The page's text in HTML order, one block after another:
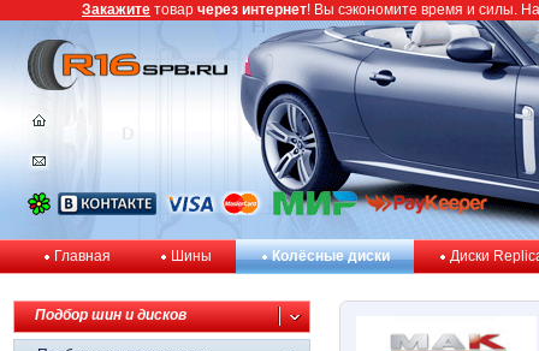
Главная Шины Колёсные диски Диски
Подбор шин и дисков
Закажите товар через интернет! Вы сэкономите время и силы.